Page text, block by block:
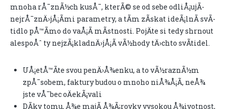
mnoha rÅ¯znÃ½ch kusÅ¯, kterÃ© se od sebe odliÅ¡ujÃ­
nejrÅ¯znÄ›jÅ¡Ã­mi parametry, a tÃ­m zÃ­skat ideÃ¡lnÃ­ svÃ­
tidlo pÅ™Ã­mo do vaÅ¡Ã­ mÃ­stnosti. PojÄte si tedy shrnout
alespoÅˆ ty nejzÃ¡kladnÄ›jÅ¡Ã­ vÃ½hody tÄ›chto svÃ­tidel.
UÅ¡etÅ™Ã­te svou penÄ›Å¾enku, a to vÃ½raznÃ½m
zpÅ¯sobem, faktury budou o mnoho niÅ¾Å¡Ã­, neÅ¾
jste vÅ¯bec oÄekÃ¡vali
DÃ­ky tomu, Å¾e majÃ­ Å¾Ã¡rovky vysokou Å¾ivotnost,